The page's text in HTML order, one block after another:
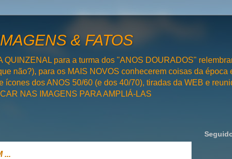
& FATOS
para a turma dos "ANOS DOURADOS"
não?), para os MAIS NOVOS conhecerem coisas da época
dos ANOS 50/60 (e dos 40/70), tiradas da WEB e
NAS IMAGENS PARA AMPLIÁ-LAS
...